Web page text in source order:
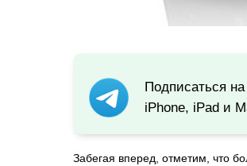
Подписаться
iPhone, iPad и
Забегая вперед, отметим, что